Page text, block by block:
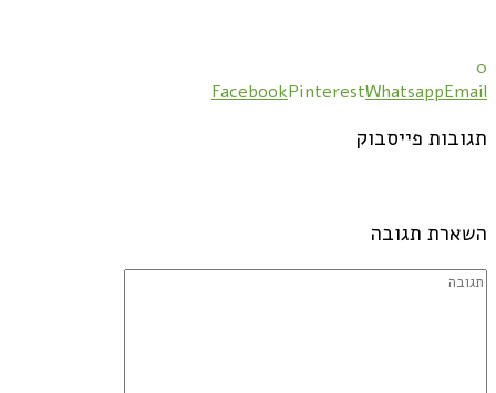
0
FacebookPinterestWhatsappEmail
תגובות פייסבוק
השארת תגובה